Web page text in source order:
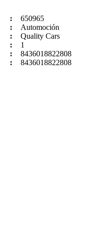
:
650965
:
Automoción
:
Quality Cars
:
1
:
8436018822808
:
8436018822808